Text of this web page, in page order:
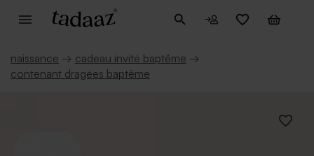
naissance → cadeau invité baptême →
contenant dragées baptême